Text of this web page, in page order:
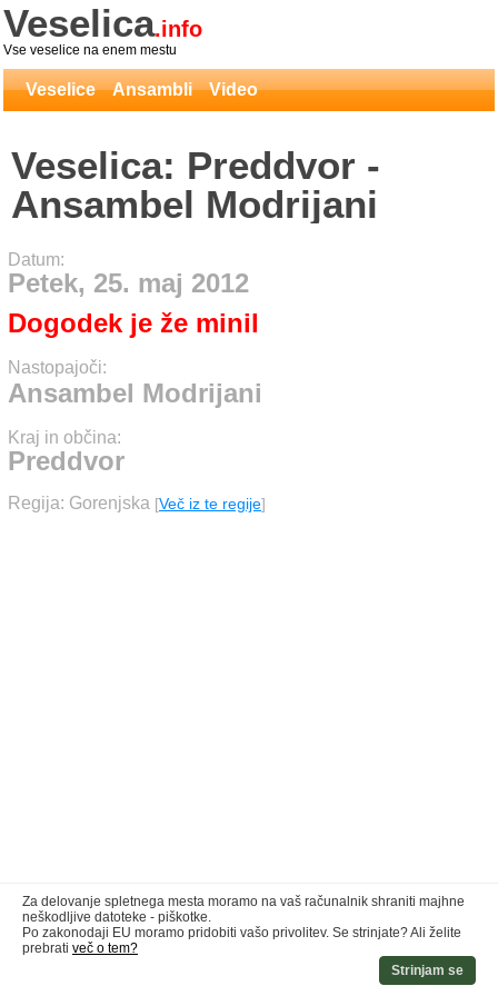
Veselica.info
Vse veselice na enem mestu
Veselice Ansambli Video
Veselica: Preddvor -
Ansambel Modrijani
Datum:
Petek, 25. maj 2012
Dogodek je že minil
Nastopajoči:
Ansambel Modrijani
Kraj in občina:
Preddvor
Regija: Gorenjska [Več iz te regije]
Za delovanje spletnega mesta moramo na vaš računalnik shraniti majhne
neškodljive datoteke - piškotke.
Po zakonodaji EU moramo pridobiti vašo privolitev. Se strinjate? Ali želite
prebrati več o tem?
Strinjam se